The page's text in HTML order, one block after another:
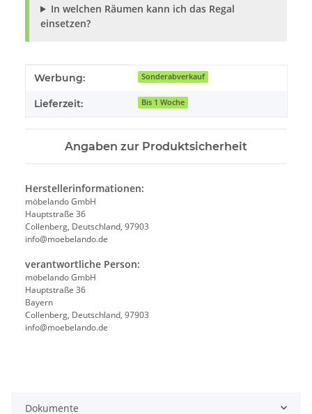
In welchen Räumen kann ich das Regal
einsetzen?
Produkteigenschaft
Wert
Werbung: Sonderabverkauf
Lieferzeit: Bis 1 Woche
Angaben zur Produktsicherheit
Herstellerinformationen:
möbelando GmbH
Hauptstraße 36
Collenberg, Deutschland, 97903
info@moebelando.de
verantwortliche Person:
möbelando GmbH
Hauptstraße 36
Bayern
Collenberg, Deutschland, 97903
info@moebelando.de
Dokumente